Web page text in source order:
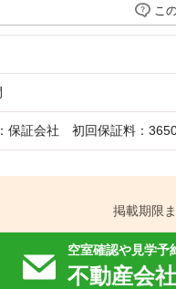
こ
保証会社 初回保証料：
掲載期限
空室確認や見学予
不動産会